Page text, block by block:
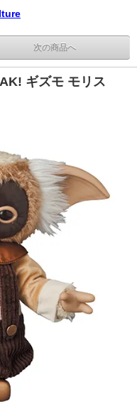
次の商品へ
ギズモ モリス